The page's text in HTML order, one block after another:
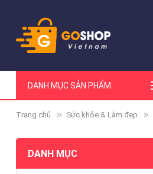
DANH MỤC SẢN PHẨM
Trang chủ Sức khỏe & Làm đẹp
DANH MỤC